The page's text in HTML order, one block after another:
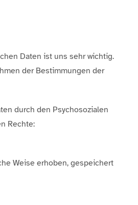
Daten ist uns sehr wichtig.
der Bestimmungen der
durch den Psychosozialen
Rechte:
Weise erhoben, gespeichert